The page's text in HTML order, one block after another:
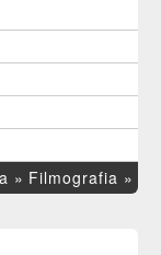
» Filmografia »